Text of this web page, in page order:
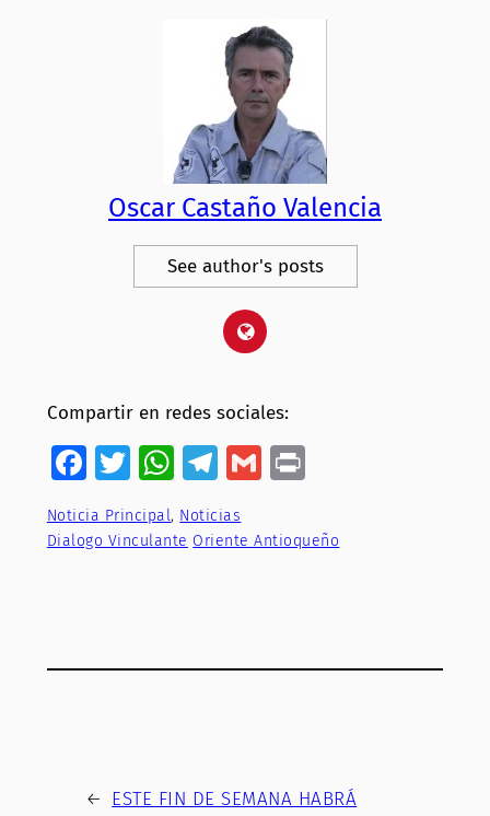
Oscar Castaño Valencia
See author's posts
Compartir en redes sociales:
Facebook
Twitter
WhatsApp
Telegram
Gmail
Noticia Principal, Noticias
Dialogo Vinculante Oriente Antioqueño
← ESTE FIN DE SEMANA HABRÁ